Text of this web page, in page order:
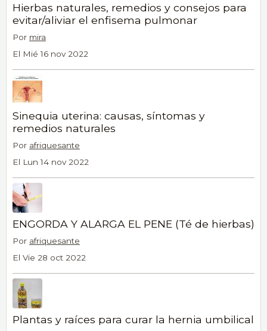
Hierbas naturales, remedios y consejos para
evitar/aliviar el enfisema pulmonar
Por mira
El Mié 16 nov 2022
Sinequia uterina: causas, síntomas y
remedios naturales
Por afriquesante
El Lun 14 nov 2022
ENGORDA Y ALARGA EL PENE (Té de hierbas)
Por afriquesante
El Vie 28 oct 2022
Plantas y raíces para curar la hernia umbilical